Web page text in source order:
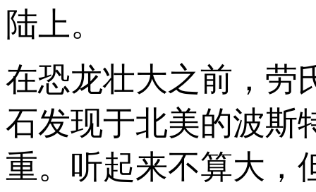
陆上。
在恐龙壮大之前，劳
石发现于北美的波斯
重。听起来不算大，